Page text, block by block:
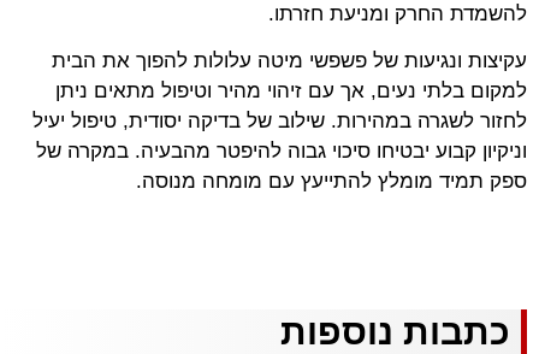
להשמדת החרק ומניעת חזרתו.
עקיצות ונגיעות של פשפשי מיטה עלולות להפוך את הבית
למקום בלתי נעים, אך עם זיהוי מהיר וטיפול מתאים ניתן
לחזור לשגרה במהירות. שילוב של בדיקה יסודית, טיפול יעיל
וניקיון קבוע יבטיחו סיכוי גבוה להיפטר מהבעיה. במקרה של
ספק תמיד מומלץ להתייעץ עם מומחה מנוסה.
כתבות נוספות